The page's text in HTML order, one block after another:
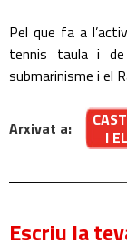
Pel que fa a
tennis taula i
submarinisme i el
Arxivat a:
I
Escriu la